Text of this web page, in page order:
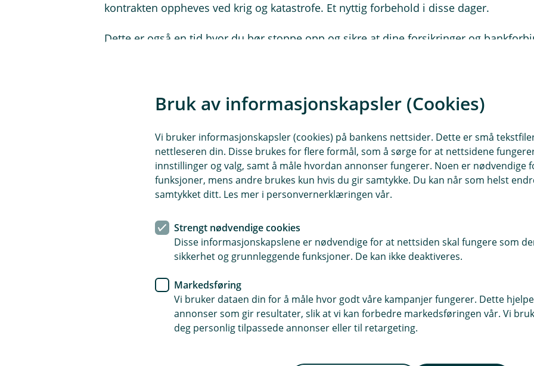
kontrakten oppheves ved krig og katastrofe. Et nyttig forbehold i disse dager.
Dette er også en tid hvor du bør stoppe opp og sikre at dine forsikringer og
Og hvis du kommer til meg for å klage på at så ikke finnes i din utenlandske bank,
folkefinansieringsfirma, så må jeg bare spørre deg det samme spørsmålet jeg spurte
Ka gjør du der?
Nå kan det være at din lokale sparebank ikke har svar på alle spørsmål, til alle
det støtteapparat i ryggen. Eika Gruppen, som eies i sin helhet av nettopp lokale
er til sammen 40 banker med mange hundre milliarder kroner i forretningskapital
solid og suksessrikt partnerskap. Felles døgnåpent kundesenter har vi også.
det lett å velge Norge som ferieland og din lokale sparebank som finansiell rådgiver.
bankene har tilgangen til billig boliglånsfinansiering, trygge forsikringer og all
bank ‘Gildeskål Sparebank’ – har den samme paljetten av produkter som de største.
Det vil de neppe gjøre i tider som nå, fordi det ofte skaper mer uro enn det stilner.
Bruk av informasjonskapsler (Cookies)
Vi bruker informasjonskapsler (cookies) på bankens nettsider. Dette er små
nettleseren din. Disse brukes for flere formål, som å sørge for at nettsidene
innstillinger og valg, samt å måle hvordan annonser fungerer. Noen er nødvendige
funksjoner, mens andre brukes kun hvis du gir samtykke. Du kan når som helst
samtykket ditt. Les mer i personvernerklæringen vår.
Strengt nødvendige cookies
Disse informasjonskapslene er nødvendige for at nettsiden skal fungere som
sikkerhet og grunnleggende funksjoner. De kan ikke deaktiveres.
Markedsføring
Vi bruker dataen din for å måle hvor godt våre kampanjer fungerer. Dette
annonser som gir resultater, slik at vi kan forbedre markedsføringen vår. Vi
deg personlig tilpassede annonser eller til retargeting.